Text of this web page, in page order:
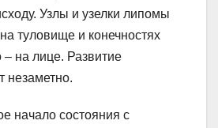
Узлы и узелки липомы
туловище и конечностях
– на лице. Развитие
незаметно.
начало состояния с